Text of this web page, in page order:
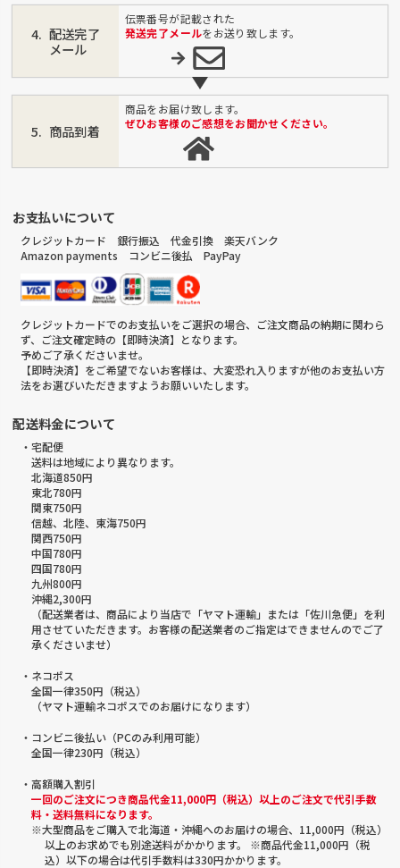
配送完了
メール
伝票番号が記載された
発送完了メールをお送り致します。
商品到着
商品をお届け致します。
ぜひお客様のご感想をお聞かせください。
お支払いについて
クレジットカード 銀行振込 代金引換 楽天バンク
Amazon payments コンビニ後払 PayPay
クレジットカードでのお支払いをご選択の場合、ご注文商品の納期に関わら
ず、ご注文確定時の【即時決済】となります。
予めご了承くださいませ。
【即時決済】をご希望でないお客様は、大変恐れ入りますが他のお支払い方
法をお選びいただきますようお願いいたします。
配送料金について
・宅配便
送料は地域により異なります。
北海道850円
東北780円
関東750円
信越、北陸、東海750円
関西750円
中国780円
四国780円
九州800円
沖縄2,300円
（配送業者は、商品により当店で「ヤマト運輸」または「佐川急便」を利
用させていただきます。お客様の配送業者のご指定はできませんのでご了
承くださいませ）
・ネコポス
全国一律350円（税込）
（ヤマト運輸ネコポスでのお届けになります）
・コンビニ後払い（PCのみ利用可能）
全国一律230円（税込）
・高額購入割引
一回のご注文につき商品代金11,000円（税込）以上のご注文で代引手数
料・送料無料になります。
※大型商品をご購入で北海道・沖縄へのお届けの場合、11,000円（税込）
以上のお求めでも別途送料がかかります。 ※商品代金11,000円（税
込）以下の場合は代引手数料は330円かかります。